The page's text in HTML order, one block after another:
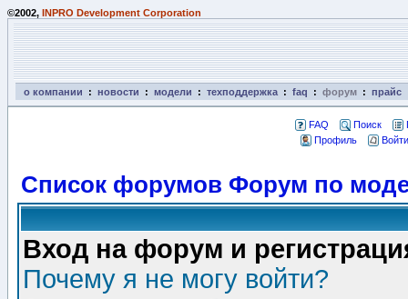
©2002, INPRO Development Corporation
о компании : новости : модели : техподдержка : faq : форум : прайс
FAQ Поиск
Профиль
Список форумов Форум по
Вход на форум и
Почему я не могу войти?